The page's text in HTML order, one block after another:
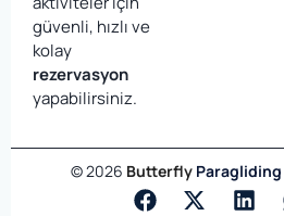
güvenli, hızlı ve
kolay
rezervasyon
yapabilirsiniz.
©2026 Butterfly Paragliding